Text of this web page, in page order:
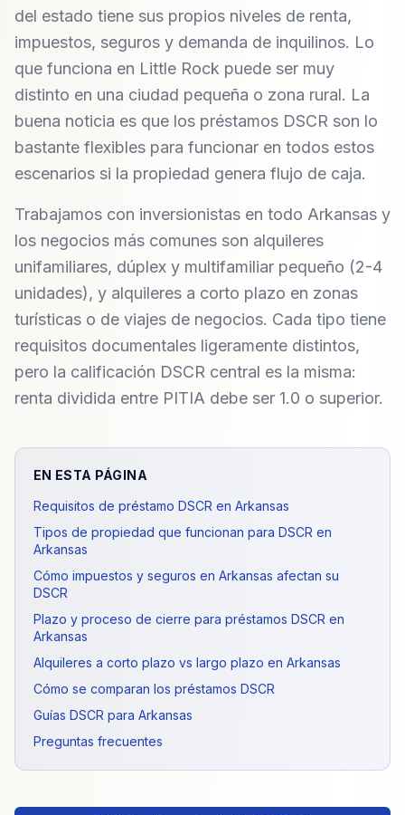
del estado tiene sus propios niveles de renta,
impuestos, seguros y demanda de inquilinos. Lo
que funciona en Little Rock puede ser muy
distinto en una ciudad pequeña o zona rural. La
buena noticia es que los préstamos DSCR son lo
bastante flexibles para funcionar en todos estos
escenarios si la propiedad genera flujo de caja.
Trabajamos con inversionistas en todo Arkansas y
los negocios más comunes son alquileres
unifamiliares, dúplex y multifamiliar pequeño (2-4
unidades), y alquileres a corto plazo en zonas
turísticas o de viajes de negocios. Cada tipo tiene
requisitos documentales ligeramente distintos,
pero la calificación DSCR central es la misma:
renta dividida entre PITIA debe ser 1.0 o superior.
EN ESTA PÁGINA
Requisitos de préstamo DSCR en Arkansas
Tipos de propiedad que funcionan para DSCR en
Arkansas
Cómo impuestos y seguros en Arkansas afectan su
DSCR
Plazo y proceso de cierre para préstamos DSCR en
Arkansas
Alquileres a corto plazo vs largo plazo en Arkansas
Cómo se comparan los préstamos DSCR
Guías DSCR para Arkansas
Preguntas frecuentes